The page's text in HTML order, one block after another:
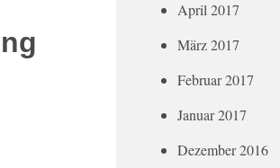
April 2017
März 2017
Februar 2017
Januar 2017
Dezember 2016